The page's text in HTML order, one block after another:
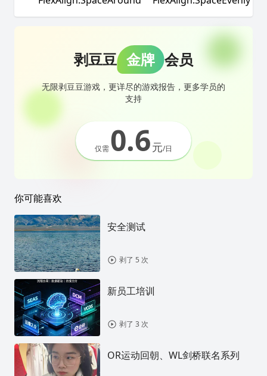
剥豆豆 金牌 会员
无限剥豆豆游戏，更详尽的游戏报告，更多学员的
支持
仅需0.6元/日
你可能喜欢
安全测试
剥了 5 次
新员工培训
剥了 3 次
OR运动回朝、WL剑桥联名系列